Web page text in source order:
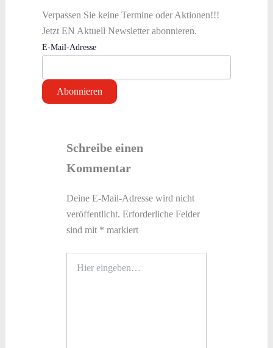
Verpassen Sie keine Termine oder Aktionen!!!
Jetzt EN Aktuell Newsletter abonnieren.
E-Mail-Adresse
Schreibe einen
Kommentar
Deine E-Mail-Adresse wird nicht
veröffentlicht. Erforderliche Felder
sind mit * markiert
eingeben…